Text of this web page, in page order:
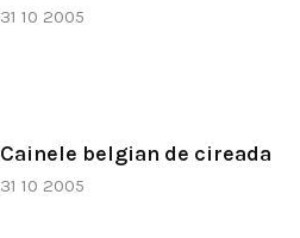
31 10 2005
Cainele belgian de cireada
31 10 2005